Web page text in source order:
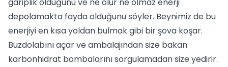
depolamakta fayda olduğunu söyler. Beynimiz de bu
enerjiyi en kısa yoldan bulmak gibi bir şova koşar.
Buzdolabını açar ve ambalajından size bakan
karbonhidrat bombalarını sorgulamadan size yedirir.